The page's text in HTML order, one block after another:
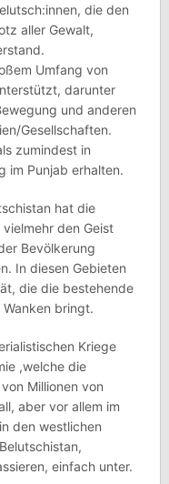
die den
aller Gewalt,
Umfang von
darunter
und anderen
Gesellschaften.
zumindest in
im Punjab erhalten.
hat die
den Geist
Bevölkerung
In diesen Gebieten
die die bestehende
bringt.
Kriege
,welche die
Millionen von
aber vor allem im
den westlichen
einfach unter.